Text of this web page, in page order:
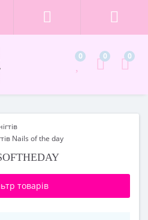
0 0 0
Nails of the day
товарів